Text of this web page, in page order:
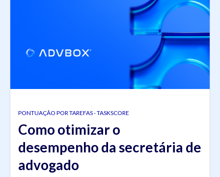
PONTUAÇÃO POR TAREFAS - TASKSCORE
Como otimizar o
desempenho da secretária de
advogado